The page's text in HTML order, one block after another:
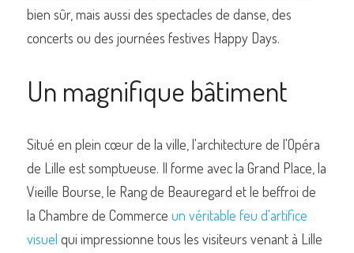
bien sûr, mais aussi des spectacles de danse, des
concerts ou des journées festives Happy Days.
Un magnifique bâtiment
Situé en plein cœur de la ville, l'architecture de l'Opéra
de Lille est somptueuse. Il forme avec la Grand Place, la
Vieille Bourse, le Rang de Beauregard et le beffroi de
la Chambre de Commerce un véritable feu d'artifice
visuel qui impressionne tous les visiteurs venant à Lille